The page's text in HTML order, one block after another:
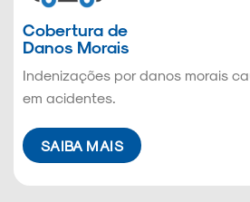
Cobertura de
Danos Morais
Indenizações por danos morais
em acidentes.
SAIBA MAIS